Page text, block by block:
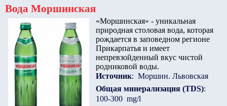
Вода Моршинская
«Моршинская» - уникальная
природная столовая вода, которая
рождается в заповедном регионе
Прикарпатья и имеет
непревзойденный вкус чистой
родниковой воды.
Источник: Моршин. Львовская
Общая минерализация (TDS):
100-300 mg/l